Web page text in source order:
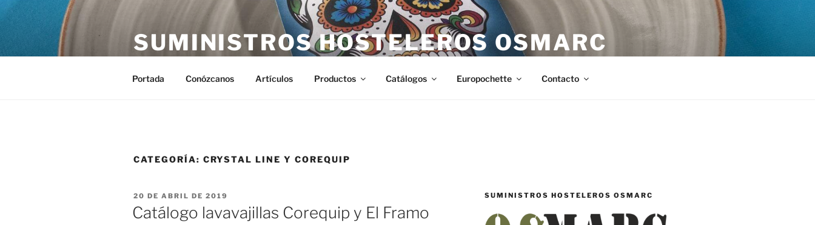
al
SUMINISTROS HOSTELEROS OSMARC
Portada Conózcanos Artículos Productos Catálogos Europochette Contacto
CATEGORÍA: CRYSTAL LINE Y COREQUIP
PUBLICADO
EL
20 DE ABRIL DE 2019
Catálogo lavavajillas Corequip y El Framo
SUMINISTROS HOSTELEROS OSMARC